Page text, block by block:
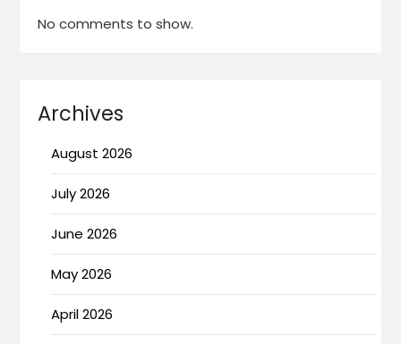
No comments to show.
Archives
August 2026
July 2026
June 2026
May 2026
April 2026